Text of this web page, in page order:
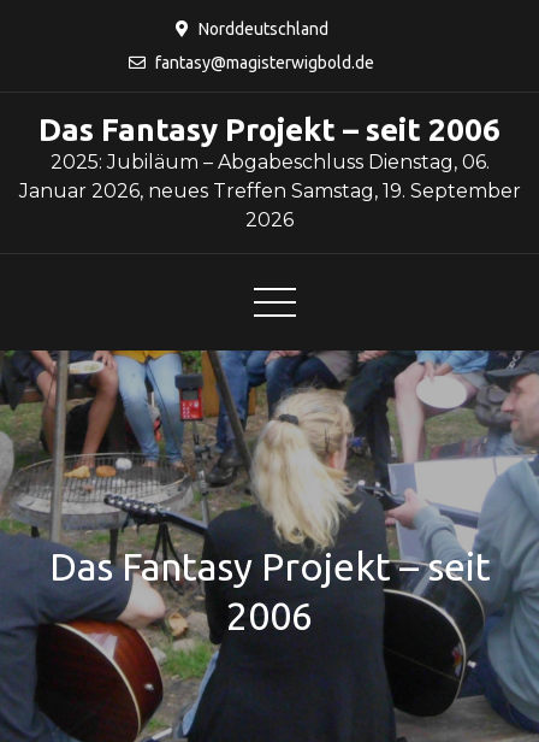
Norddeutschland
fantasy@magisterwigbold.de
Das Fantasy Projekt – seit 2006
2025: Jubiläum – Abgabeschluss Dienstag, 06.
Januar 2026, neues Treffen Samstag, 19. September
2026
Das Fantasy Projekt – seit
2006